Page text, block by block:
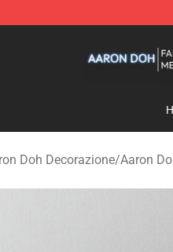
Doh Decorazione/Aaron